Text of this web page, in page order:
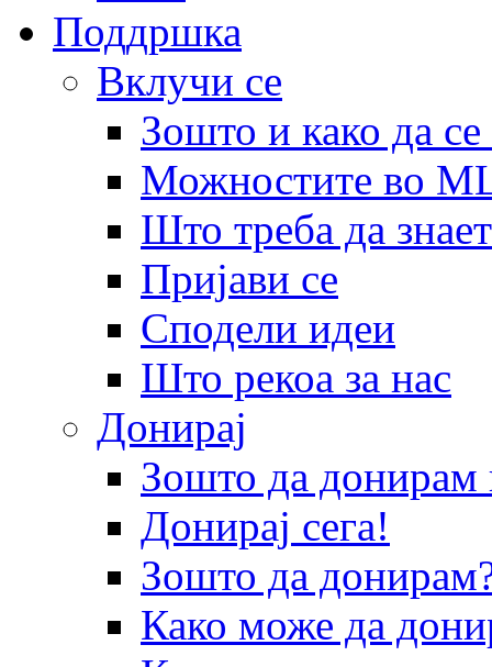
Поддршка
Вклучи се
Зошто и како да
Можностите во
Што треба да
Пријави се
Сподели идеи
Што рекоа за нас
Донирај
Зошто да
Донирај сега!
Зошто да
Како може да